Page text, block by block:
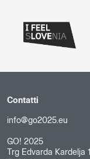
Contatti
info@go2025.eu
GO! 2025
Trg Edvarda Kardelja 1